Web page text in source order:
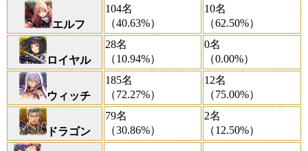
エルフ
104名
（40.63%）
10名
（62.50%）
ロイヤル
28名
（10.94%）
0名
（0.00%）
ウィッチ
185名
（72.27%）
12名
（75.00%）
ドラゴン
79名
（30.86%）
2名
（12.50%）